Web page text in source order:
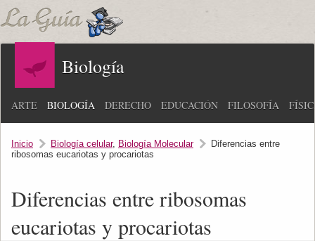
Biología
ARTE BIOLOGÍA DERECHO EDUCACIÓN FILOSOFÍA
Inicio Biología celular, Biología Molecular
Diferencias entre
ribosomas eucariotas y procariotas
Diferencias entre ribosomas
eucariotas y procariotas